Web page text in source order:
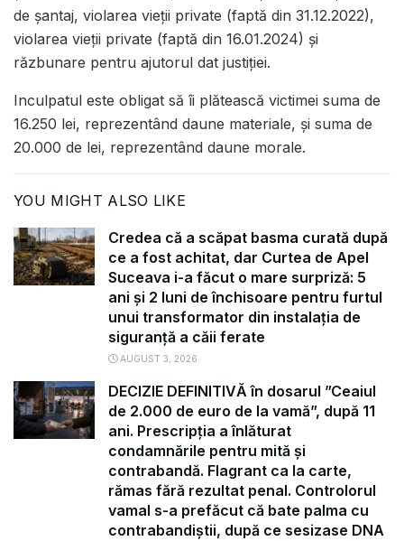
de șantaj, violarea vieții private (faptă din 31.12.2022),
violarea vieții private (faptă din 16.01.2024) și
răzbunare pentru ajutorul dat justiției.
Inculpatul este obligat să îi plătească victimei suma de
16.250 lei, reprezentând daune materiale, și suma de
20.000 de lei, reprezentând daune morale.
YOU MIGHT ALSO LIKE
Credea că a scăpat basma curată după
ce a fost achitat, dar Curtea de Apel
Suceava i-a făcut o mare surpriză: 5
ani și 2 luni de închisoare pentru furtul
unui transformator din instalația de
siguranță a căii ferate
AUGUST 3, 2026
DECIZIE DEFINITIVĂ în dosarul ”Ceaiul
de 2.000 de euro de la vamă”, după 11
ani. Prescripția a înlăturat
condamnările pentru mită și
contrabandă. Flagrant ca la carte,
rămas fără rezultat penal. Controlorul
vamal s-a prefăcut că bate palma cu
contrabandiștii, după ce sesizase DNA